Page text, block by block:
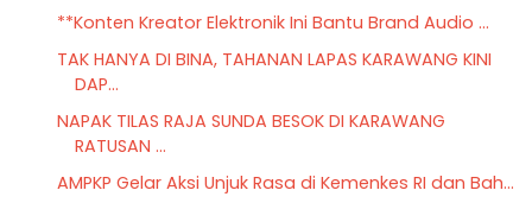
**Konten Kreator Elektronik Ini Bantu Brand Audio ...
TAK HANYA DI BINA, TAHANAN LAPAS KARAWANG KINI
DAP...
NAPAK TILAS RAJA SUNDA BESOK DI KARAWANG
RATUSAN ...
AMPKP Gelar Aksi Unjuk Rasa di Kemenkes RI dan Bah...